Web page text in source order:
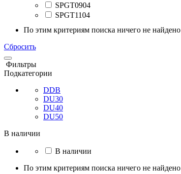
SPGT0904
SPGT1104
По этим критериям поиска ничего не найдено
Сбросить
Фильтры
Подкатегории
DDB
DU30
DU40
DU50
В наличии
В наличии
По этим критериям поиска ничего не найдено